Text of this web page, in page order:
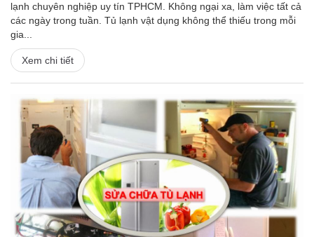
lạnh chuyên nghiệp uy tín TPHCM. Không ngại xa, làm việc tất cả
các ngày trong tuần. Tủ lạnh vật dụng không thể thiếu trong mỗi
gia...
Xem chi tiết